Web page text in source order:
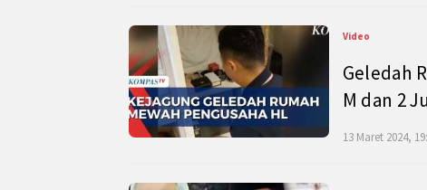
Video
Geledah
M dan 2
13 Maret 2024,